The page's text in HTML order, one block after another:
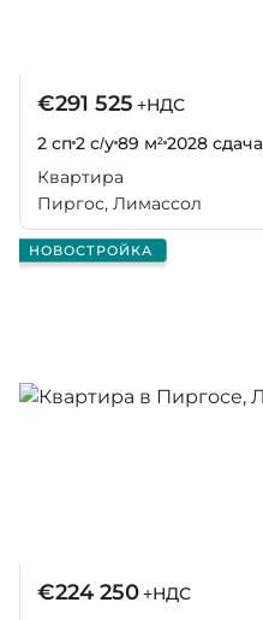
€291 525 +НДС
2 сп2 с/у89 м²2028 сдача
Квартира
Пиргос, Лимассол
НОВОСТРОЙКА
€224 250+НДС